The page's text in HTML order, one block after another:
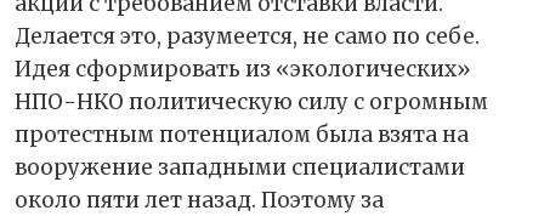
Делается это, разумеется, не само по себе.
Идея сформировать из «экологических»
НПО-НКО политическую силу с огромным
протестным потенциалом была взята на
вооружение западными специалистами
около пяти лет назад. Поэтому за